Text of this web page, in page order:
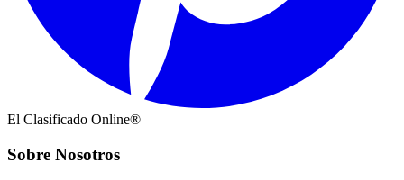
El Clasificado Online®
Sobre Nosotros